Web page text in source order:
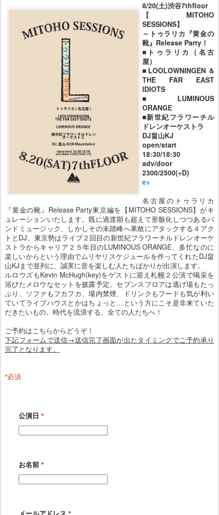
8/20(土)渋谷7thfloor
【MITOHO
SESSIONS】
～トゥラリカ『黄金の
靴』Release Party！
■トゥラリカ（名古
屋）
■LOOLOWNINGEN &
THE FAR EAST
IDIOTS
■LUMINOUS
ORANGE
■新世紀フラワーチル
ドレンオーケストラ
DJ畠山KJ
open/start
18:30/18:30
adv/door
2300/2500(+D)
e+
名古屋のトゥラリカ
『黄金の靴』Release Party東京編を【MITOHO SESSIONS】がキ
ュレーションいたします。既に過渡期も超えて形骸化しつつあるバ
ンドミュージック、しかしその未踏峰へ果敢にアタックする４アク
トとDJ。東京勢はライブ２回目の新世紀フラワーチルドレンオーケ
ストラからキャリア２５年目のLUMINOUS ORANGE、多忙なのに
楽しいからという理由でムリヤリスケジュールを作ってくれたDJ畠
山KJまで並列に、誠実に音を楽しむ人たちばかりが出演します。
ルロウズもKevin McHugh(key)をゲストに迎え札幌２公演で喝采を
浴びたメロウなセットを披露予定。セブンスフロアは逃げ場もたっ
ぷり、ソファもフカフカ、場内禁煙、ドリンクもフードも気が利い
ていてライブハウスとかはちょっと…という方にこそ是非来ていた
だきたいもの。時代を流浪する、全ての人たちへ！
ご予約はこちらからどうぞ！
下記フォームで送信→送信完了画面が出たタイミングでご予約承り
完了となります。
*必須
公演日 *
お名前 *